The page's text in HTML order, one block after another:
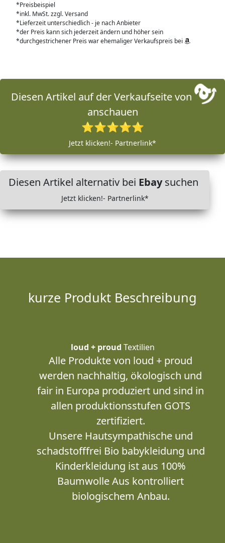
*Preisbeispiel
*inkl. MwSt. zzgl. Versand
*Lieferzeit unterschiedlich - je nach Anbieter
*der Preis kann sich jederzeit ändern und höher sein
*durchgestrichener Preis war ehemaliger Verkaufspreis bei
Diesen Artikel auf der Verkaufseite von
anschauen
⭐⭐⭐⭐⭐
Jetzt klicken!- Partnerlink*
Diesen Artikel alternativ bei Ebaysuchen
Jetzt klicken!- Partnerlink*
kurze Produkt Beschreibung
loud + proud Textilien
Alle Produkte von loud + proud
werden nachhaltig, ökologisch und
fair in Europa produziert und sind in
allen produktionsstufen GOTS
zertifiziert.
Unsere Hautsympathische und
schadstofffrei Bio babykleidung und
Kinderkleidung ist aus 100%
Baumwolle Aus kontrolliert
biologischem Anbau.